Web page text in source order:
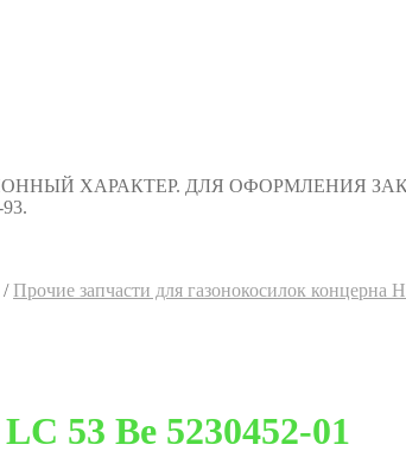
ХАРАКТЕР. ДЛЯ ОФОРМЛЕНИЯ
/ Прочие запчасти для газонокосилок концерна
53 Be 5230452-01